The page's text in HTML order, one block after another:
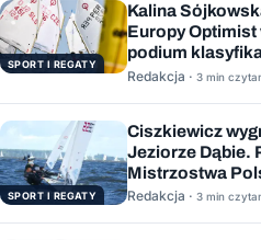
SPORT I REGATY
Kalina
Europy Optimist
podium
Redakcja · 3 min
SPORT I REGATY
Ciszkiewicz
Jeziorze Dąbie.
Mistrzostwa
rozstrzygnięte
Redakcja · 3 min